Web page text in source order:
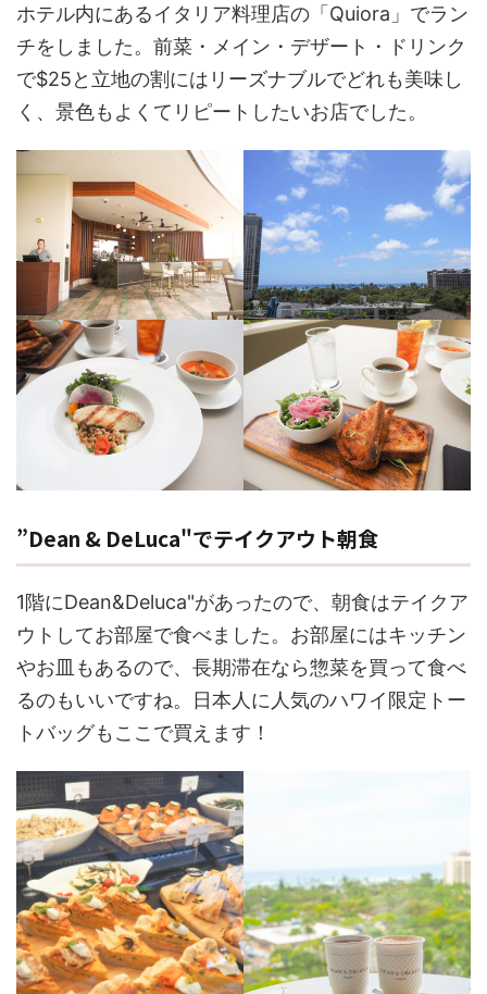
ホテル内にあるイタリア料理店の「Quiora」でラン
チをしました。前菜・メイン・デザート・ドリンク
で$25と立地の割にはリーズナブルでどれも美味し
く、景色もよくてリピートしたいお店でした。
”Dean & DeLuca"でテイクアウト朝食
1階にDean&Deluca"があったので、朝食はテイクア
ウトしてお部屋で食べました。お部屋にはキッチン
やお皿もあるので、長期滞在なら惣菜を買って食べ
るのもいいですね。日本人に人気のハワイ限定トー
トバッグもここで買えます！